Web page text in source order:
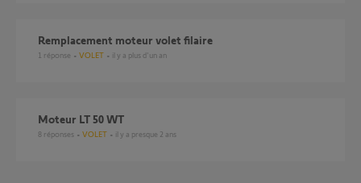
Remplacement moteur volet filaire
1 réponse VOLET il y a plus d'un an
Moteur LT 50 WT
8 réponses VOLET il y a presque 2 ans